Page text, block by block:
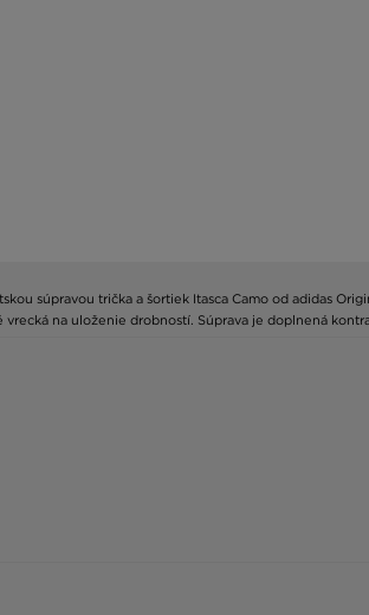
súpravou trička a šortiek Itasca Camo od adidas
na uloženie drobností. Súprava je doplnená